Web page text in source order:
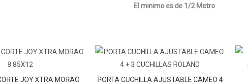
El minimo es de 1/2 Metro
JOY XTRA MORAO
TAPETE
DE
CORTE
PORTA CUCHILLA AJUSTABLE CAMEO 4
PORTA
CUCHILLA
AJUSTABLE